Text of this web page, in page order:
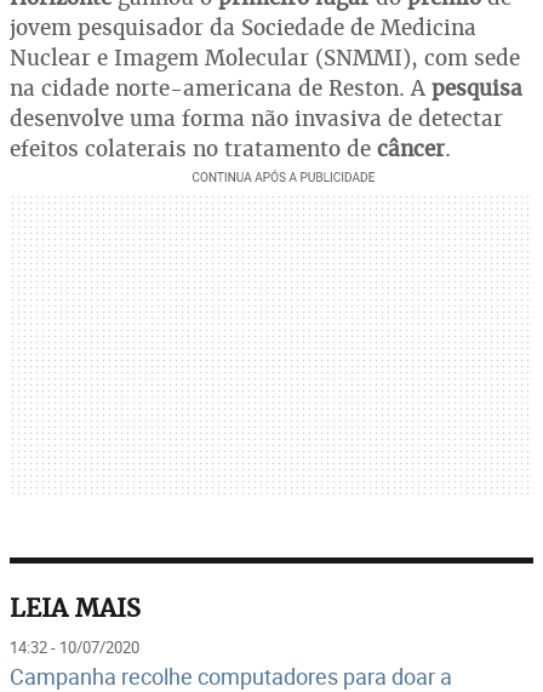
jovem pesquisador da Sociedade de Medicina
Nuclear e Imagem Molecular (SNMMI), com sede
na cidade norte-americana de Reston. A pesquisa
desenvolve uma forma não invasiva de detectar
efeitos colaterais no tratamento de câncer.
LEIA MAIS
14:32 - 10/07/2020
Campanha recolhe computadores para doar a